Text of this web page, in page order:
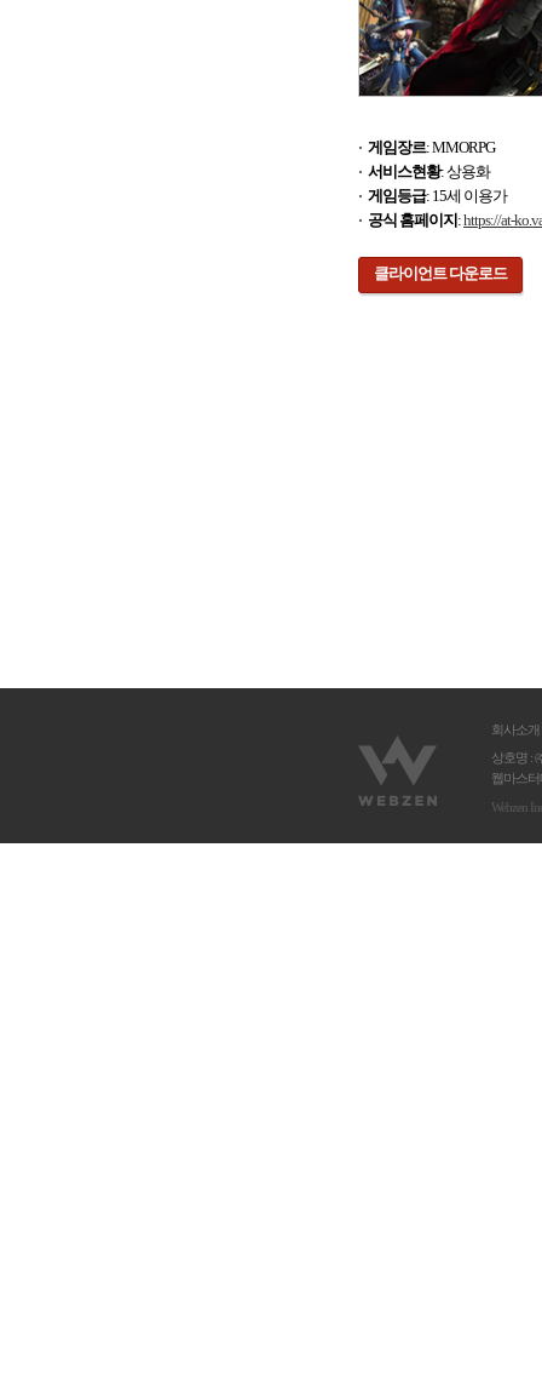
게임장르: MMORPG
서비스현황: 상용화
게임등급: 15세 이용가
공식 홈페이지 :https://at-
클라이언트 다운로드
회사소개
상호명 :
웹마스
Webzen